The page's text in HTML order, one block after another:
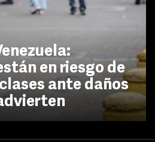
en riesgo de
ante daños